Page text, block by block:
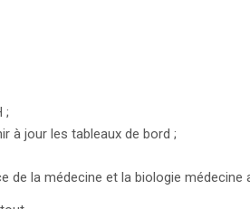
;
à jour les tableaux de bord ;
de la médecine et la biologie médecine